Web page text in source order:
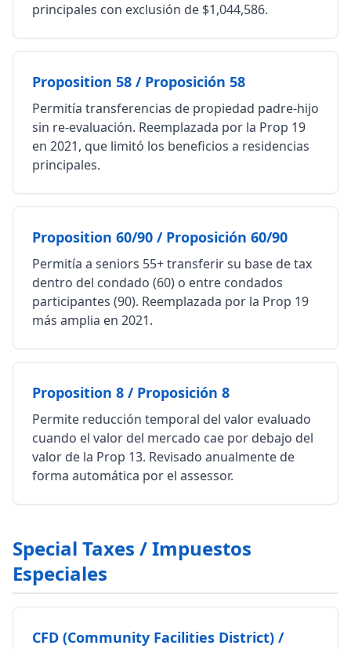
principales con exclusión de $1,044,586.
Proposition 58 / Proposición 58
Permitía transferencias de propiedad padre-hijo
sin re-evaluación. Reemplazada por la Prop 19
en 2021, que limitó los beneficios a residencias
principales.
Proposition 60/90 / Proposición 60/90
Permitía a seniors 55+ transferir su base de tax
dentro del condado (60) o entre condados
participantes (90). Reemplazada por la Prop 19
más amplia en 2021.
Proposition 8 / Proposición 8
Permite reducción temporal del valor evaluado
cuando el valor del mercado cae por debajo del
valor de la Prop 13. Revisado anualmente de
forma automática por el assessor.
Special Taxes / Impuestos
Especiales
CFD (Community Facilities District) /